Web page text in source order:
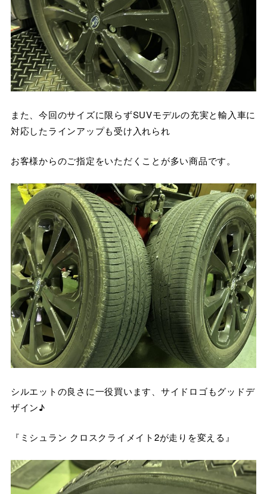
また、今回のサイズに限らずSUVモデルの充実と輸入車に
対応したラインアップも受け入れられ
お客様からのご指定をいただくことが多い商品です。
シルエットの良さに一役買います、サイドロゴもグッドデ
ザイン♪
『ミシュラン クロスクライメイト2が走りを変える』